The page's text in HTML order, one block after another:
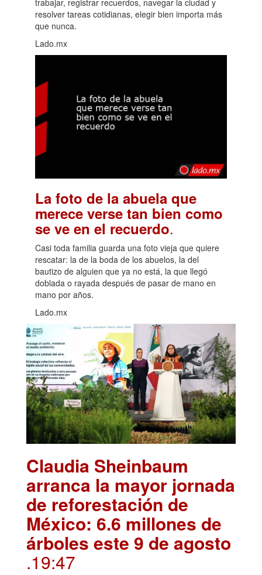
trabajar, registrar recuerdos, navegar la ciudad y
resolver tareas cotidianas, elegir bien importa más
que nunca.
Lado.mx
La foto de la abuela que
merece verse tan bien como
se ve en el recuerdo.
Casi toda familia guarda una foto vieja que quiere
rescatar: la de la boda de los abuelos, la del
bautizo de alguien que ya no está, la que llegó
doblada o rayada después de pasar de mano en
mano por años.
Lado.mx
Claudia Sheinbaum
arranca la mayor jornada
de reforestación de
México: 6.6 millones de
árboles este 9 de agosto
.19:47